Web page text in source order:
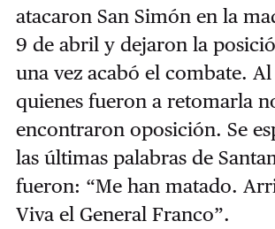
atacaron San Simón en la
9 de abril y dejaron la
una vez acabó el combate.
quienes fueron a retomarla
encontraron oposición. Se
las últimas palabras de
fueron: “Me han matado.
Viva el General Franco”.